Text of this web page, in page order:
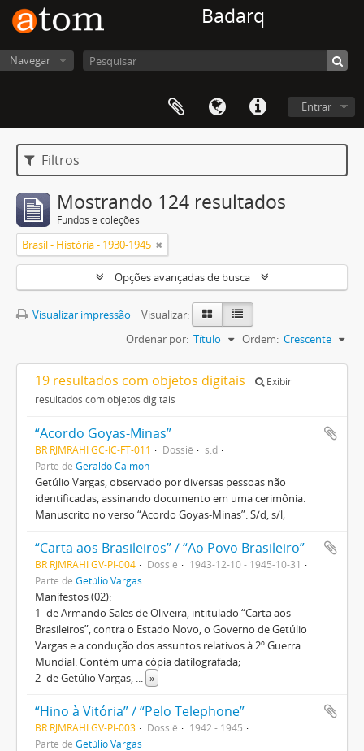
Badarq
Navegar
Entrar
Filtros
Mostrando 124 resultados
Fundos e coleções
Brasil - História - 1930-1945
Opções avançadas de busca
Visualizar impressão
Visualizar:
Ordenar por: Título Ordem: Crescente
19 resultados com objetos digitais
Exibir
resultados com objetos digitais
“Acordo Goyas-Minas”
BR RJMRAHI GC-IC-FT-011 Dossiê
s.d
Parte de Geraldo Calmon
Getúlio Vargas, observado por diversas pessoas não
identificadas, assinando documento em uma cerimônia.
Manuscrito no verso “Acordo Goyas-Minas”. S/d, s/l;
“Carta aos Brasileiros” / “Ao Povo Brasileiro”
BR RJMRAHI GV-PI-004 Dossiê
1943-12-10 - 1945-10-31
Parte de Getúlio Vargas
Manifestos (02):
1- de Armando Sales de Oliveira, intitulado “Carta aos
Brasileiros”, contra o Estado Novo, o Governo de Getúlio
Vargas e a condução dos assuntos relativos à 2º Guerra
Mundial. Contém uma cópia datilografada;
2- de Getúlio Vargas, ... »
“Hino à Vitória” / “Pelo Telephone”
BR RJMRAHI GV-PI-003 Dossiê
1942 - 1945
Parte de Getúlio Vargas